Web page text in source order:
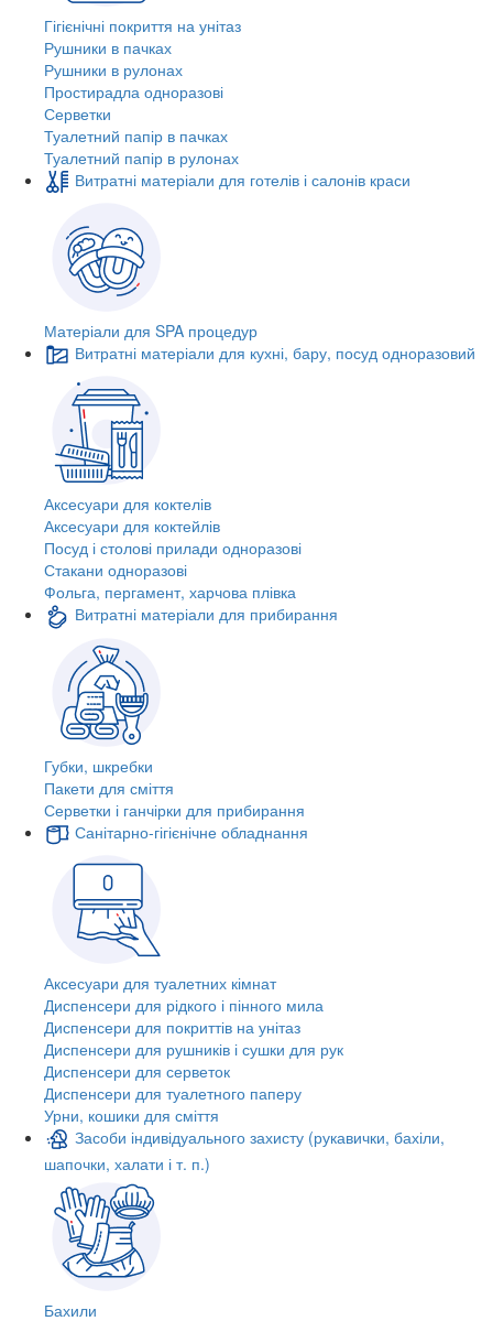
Гігієнічні покриття на унітаз
Рушники в пачках
Рушники в рулонах
Простирадла одноразові
Серветки
Туалетний папір в пачках
Туалетний папір в рулонах
Витратні матеріали для готелів і салонів краси
Матеріали для SPA процедур
Витратні матеріали для кухні, бару, посуд одноразовий
Аксесуари для коктелів
Аксесуари для коктейлів
Посуд і столові прилади одноразові
Стакани одноразові
Фольга, пергамент, харчова плівка
Витратні матеріали для прибирання
Губки, шкребки
Пакети для сміття
Серветки і ганчірки для прибирання
Санітарно-гігієнічне обладнання
Аксесуари для туалетних кімнат
Диспенсери для рідкого і пінного мила
Диспенсери для покриттів на унітаз
Диспенсери для рушників і сушки для рук
Диспенсери для серветок
Диспенсери для туалетного паперу
Урни, кошики для сміття
Засоби індивідуального захисту (рукавички, бахіли,
шапочки, халати і т. п.)
Бахили